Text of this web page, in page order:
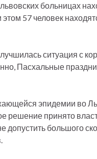
больницах
57 человек
ситуация с
Пасхальные
эпидемии во
решение принято
допустить большого